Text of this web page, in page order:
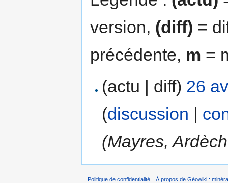
version, (diff) =
précédente, m =
(actu | diff) 26
(discussion |
(Mayres,
Politique de confidentialité À propos de Géowiki :